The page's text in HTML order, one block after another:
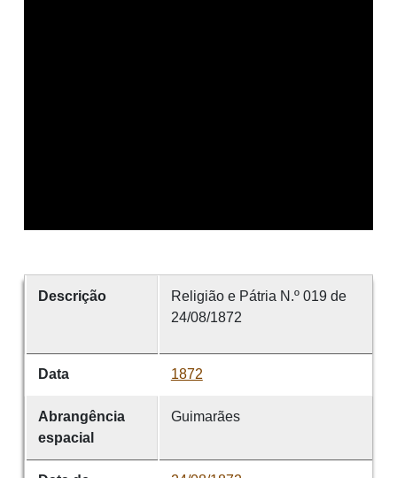
Descrição
Religião e Pátria N.º 019 de
24/08/1872
Data 1872
Abrangência
espacial
Guimarães